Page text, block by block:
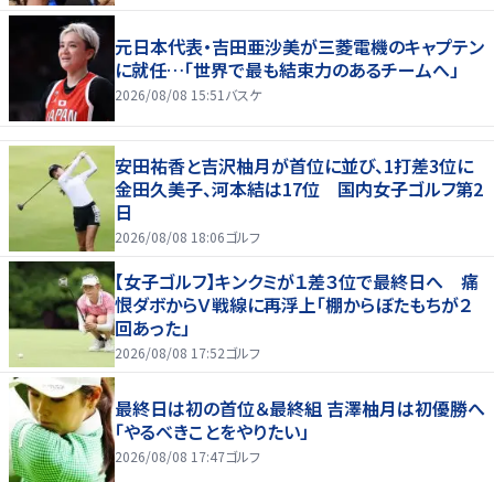
元日本代表・吉田亜沙美が三菱電機のキャプテン
に就任…「世界で最も結束力のあるチームへ」
2026/08/08 15:51 バスケ
安田祐香と吉沢柚月が首位に並び、1打差3位に
金田久美子、河本結は17位 国内女子ゴルフ第2
日
2026/08/08 18:06ゴルフ
【女子ゴルフ】キンクミが１差３位で最終日へ 痛
恨ダボからＶ戦線に再浮上「棚からぼたもちが２
回あった」
2026/08/08 17:52ゴルフ
最終日は初の首位＆最終組 吉澤柚月は初優勝へ
「やるべきことをやりたい」
2026/08/08 17:47ゴルフ